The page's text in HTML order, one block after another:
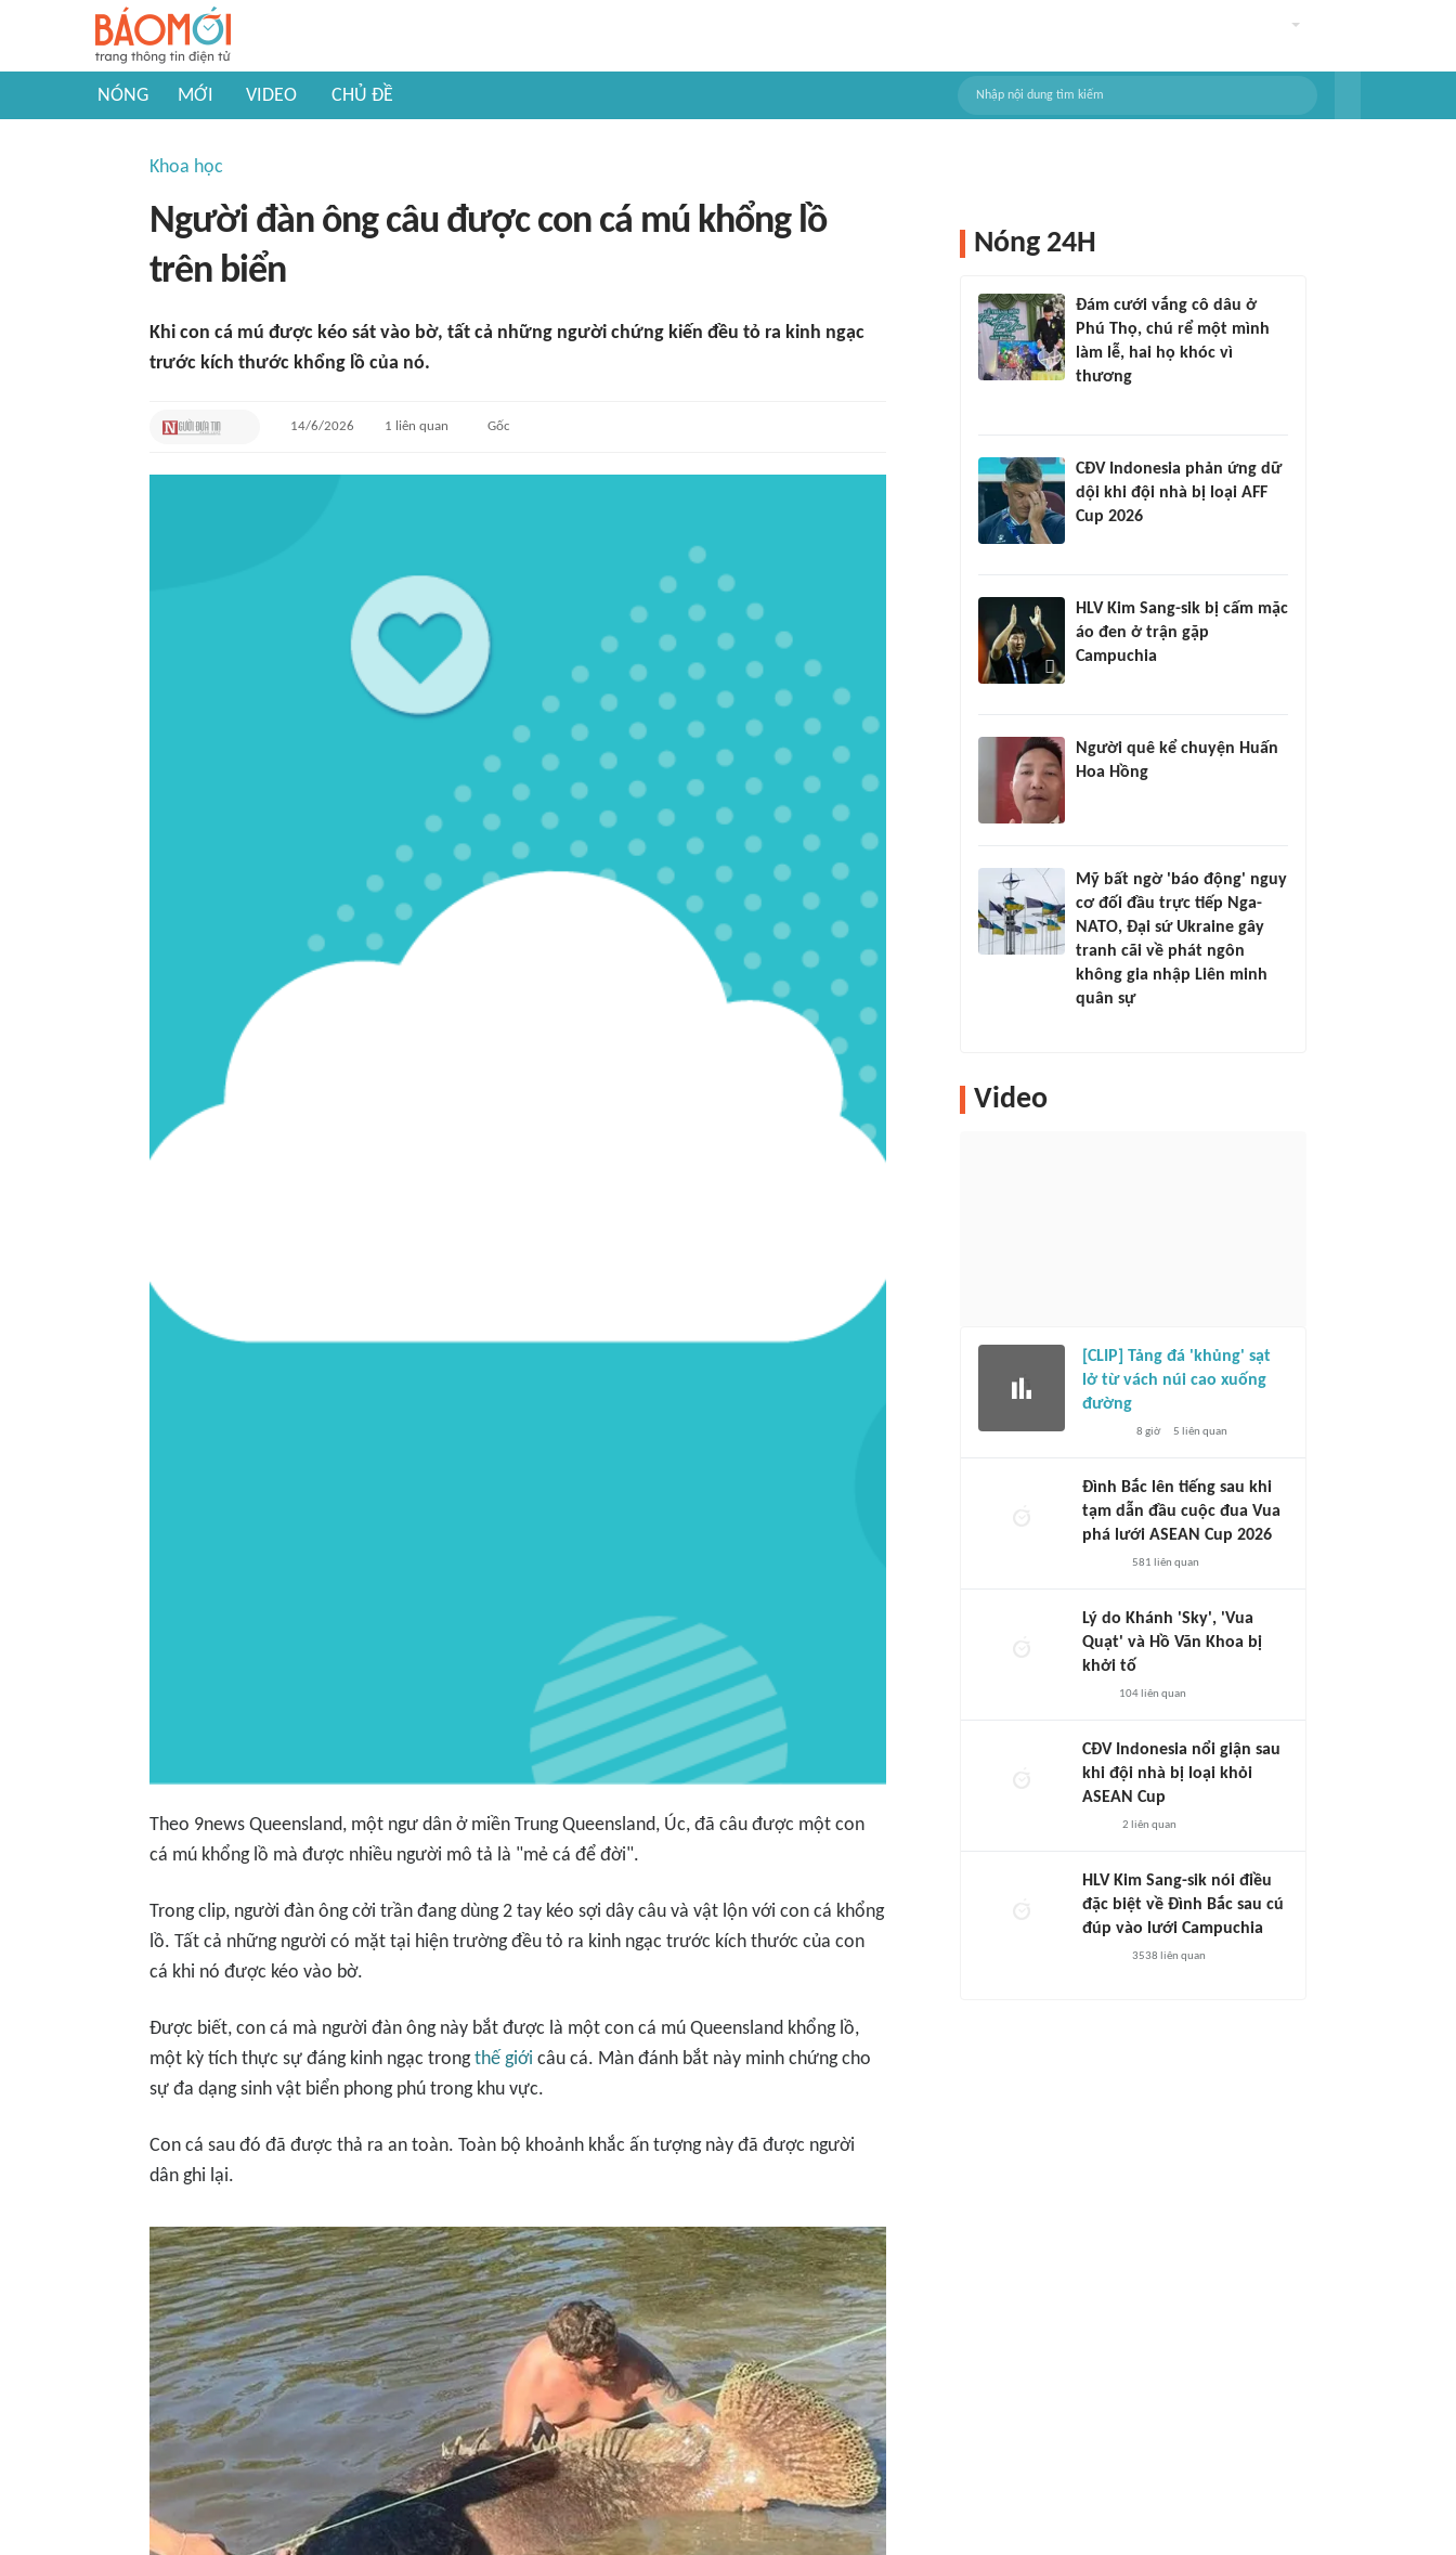
NÓNG MỚI VIDEO CHỦ ĐỀ
Khoa học
Người đàn ông câu được con cá mú khổng lồ
trên biển
Khi con cá mú được kéo sát vào bờ, tất cả những người chứng kiến đều tỏ ra kinh ngạc
trước kích thước khổng lồ của nó.
14/6/2026 1 liên quan Gốc
Theo 9news Queensland, một ngư dân ở miền Trung Queensland, Úc, đã câu được một con
cá mú khổng lồ mà được nhiều người mô tả là "mẻ cá để đời".
Trong clip, người đàn ông cởi trần đang dùng 2 tay kéo sợi dây câu và vật lộn với con cá khổng
lồ. Tất cả những người có mặt tại hiện trường đều tỏ ra kinh ngạc trước kích thước của con
cá khi nó được kéo vào bờ.
Được biết, con cá mà người đàn ông này bắt được là một con cá mú Queensland khổng lồ,
một kỳ tích thực sự đáng kinh ngạc trongthế giới câu cá. Màn đánh bắt này minh chứng cho
sự đa dạng sinh vật biển phong phú trong khu vực.
Con cá sau đó đã được thả ra an toàn. Toàn bộ khoảnh khắc ấn tượng này đã được người
dân ghi lại.
Nóng 24H
Đám cưới vắng cô dâu ở
Phú Thọ, chú rể một mình
làm lễ, hai họ khóc vì
thương
CĐV Indonesia phản ứng dữ
dội khi đội nhà bị loại AFF
Cup 2026
HLV Kim Sang-sik bị cấm mặc
áo đen ở trận gặp
Campuchia
Người quê kể chuyện Huấn
Hoa Hồng
Mỹ bất ngờ 'báo động' nguy
cơ đối đầu trực tiếp Nga-
NATO, Đại sứ Ukraine gây
tranh cãi về phát ngôn
không gia nhập Liên minh
quân sự
Video
[CLIP] Tảng đá 'khủng' sạt
lở từ vách núi cao xuống
đường
8 giờ 5 liên quan
Đình Bắc lên tiếng sau khi
tạm dẫn đầu cuộc đua Vua
phá lưới ASEAN Cup 2026
581 liên quan
Lý do Khánh 'Sky', 'Vua
Quạt' và Hồ Văn Khoa bị
khởi tố
104liên quan
CĐV Indonesia nổi giận sau
khi đội nhà bị loại khỏi
ASEAN Cup
2 liên quan
HLV Kim Sang-sik nói điều
đặc biệt về Đình Bắc sau cú
đúp vào lưới Campuchia
3538 liên quan